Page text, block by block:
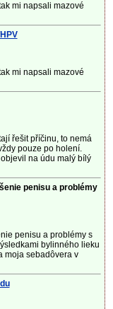
mi napsali mazové
mi napsali mazové
řešit příčinu, to nemá
pouze po holení.
na údu malý bílý
penisu a problémy
penisu a problémy s
bylinného lieku
moja sebadôvera v